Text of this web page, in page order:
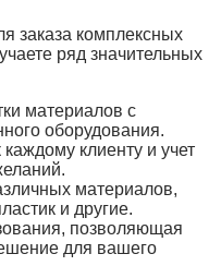
заказа комплексных
ряд значительных
материалов с
оборудования.
клиенту и учет
материалов,
и другие.
позволяющая
для вашего